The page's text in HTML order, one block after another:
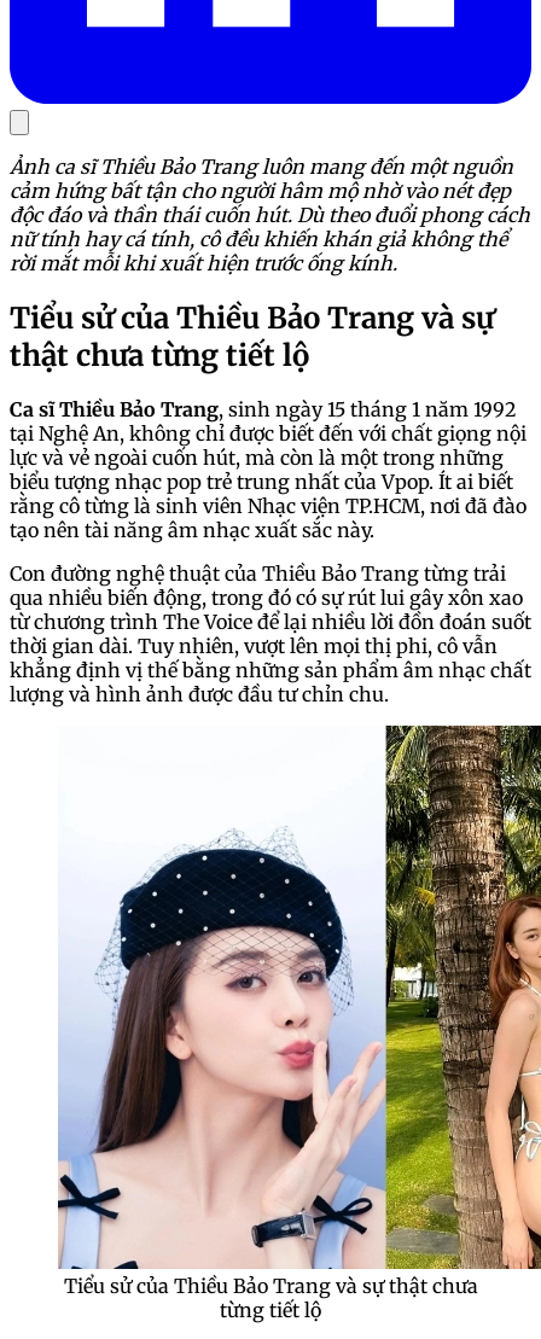
Ảnh ca sĩ Thiều Bảo Trang luôn mang đến một nguồn
cảm hứng bất tận cho người hâm mộ nhờ vào nét đẹp
độc đáo và thần thái cuốn hút. Dù theo đuổi phong cách
nữ tính hay cá tính, cô đều khiến khán giả không thể
rời mắt mỗi khi xuất hiện trước ống kính.
Tiểu sử của Thiều Bảo Trang và sự
thật chưa từng tiết lộ
Ca sĩ Thiều Bảo Trang, sinh ngày 15 tháng 1 năm 1992
tại Nghệ An, không chỉ được biết đến với chất giọng nội
lực và vẻ ngoài cuốn hút, mà còn là một trong những
biểu tượng nhạc pop trẻ trung nhất của Vpop. Ít ai biết
rằng cô từng là sinh viên Nhạc viện TP.HCM, nơi đã đào
tạo nên tài năng âm nhạc xuất sắc này.
Con đường nghệ thuật của Thiều Bảo Trang từng trải
qua nhiều biến động, trong đó có sự rút lui gây xôn xao
từ chương trình The Voice để lại nhiều lời đồn đoán suốt
thời gian dài. Tuy nhiên, vượt lên mọi thị phi, cô vẫn
khẳng định vị thế bằng những sản phẩm âm nhạc chất
lượng và hình ảnh được đầu tư chỉn chu.
Tiểu sử của Thiều Bảo Trang và sự thật chưa
từng tiết lộ